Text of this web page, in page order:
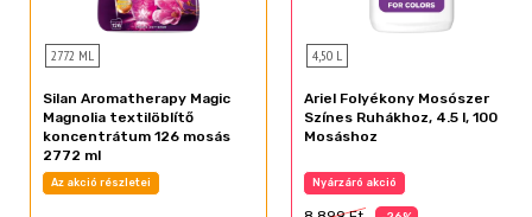
2772 ML
Silan Aromatherapy Magic
Magnolia textilöblítő
koncentrátum 126 mosás
2772 ml
Az akció részletei
4,50 L
Ariel Folyékony Mosószer
Színes Ruhákhoz, 4.5 l, 100
Mosáshoz
Nyárzáró akció